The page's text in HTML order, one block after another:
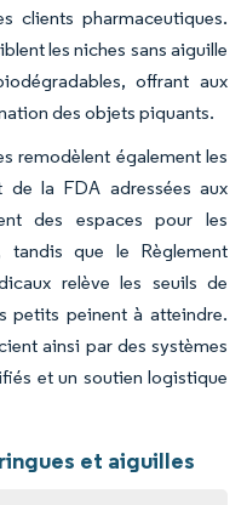
clients pharmaceutiques.
les niches sans aiguille
offrant aux
des objets piquants.
remodèlent également les
de la FDA adressées aux
des espaces pour les
tandis que le Règlement
relève les seuils de
petits peinent à atteindre.
ainsi par des systèmes
et un soutien logistique
et aiguilles